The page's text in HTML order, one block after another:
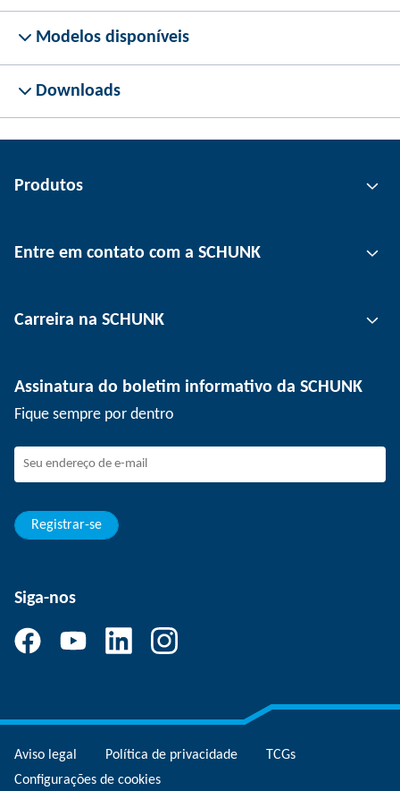
Modelos disponíveis
Downloads
Produtos
Tecnologia de automação
Tecnologia de fixação de peças
Entre em contato com a SCHUNK
Unidades
Eventos
Carreira na SCHUNK
SCHUNK como empregador
Como fazer parte da SCHUNK
Suas vantagens
Assinatura do boletim informativo da SCHUNK
Fique sempre por dentro
Registrar-se
Siga-nos
Aviso legal Política de privacidade
TCGs
Configurações de cookies